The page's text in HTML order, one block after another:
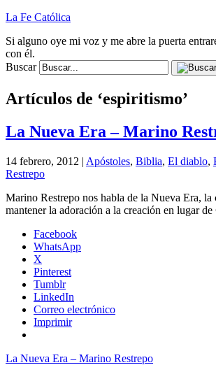
La Fe Católica
Si alguno oye mi voz y me abre la puerta
con él.
Buscar
Artículos de ‘espiritismo’
La Nueva Era – Marino
14 febrero, 2012 | Apóstoles, Biblia, El diablo,
Restrepo
Marino Restrepo nos habla de la Nueva Era, la
mantener la adoración a la creación en lugar de
Facebook
WhatsApp
X
Pinterest
Tumblr
LinkedIn
Correo electrónico
Imprimir
La Nueva Era – Marino Restrepo